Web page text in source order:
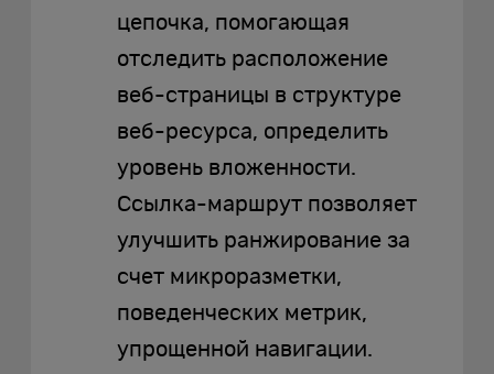
цепочка, помогающая
отследить расположение
веб-страницы в структуре
веб-ресурса, определить
уровень вложенности.
Ссылка-маршрут позволяет
улучшить ранжирование за
счет микроразметки,
поведенческих метрик,
упрощенной навигации.